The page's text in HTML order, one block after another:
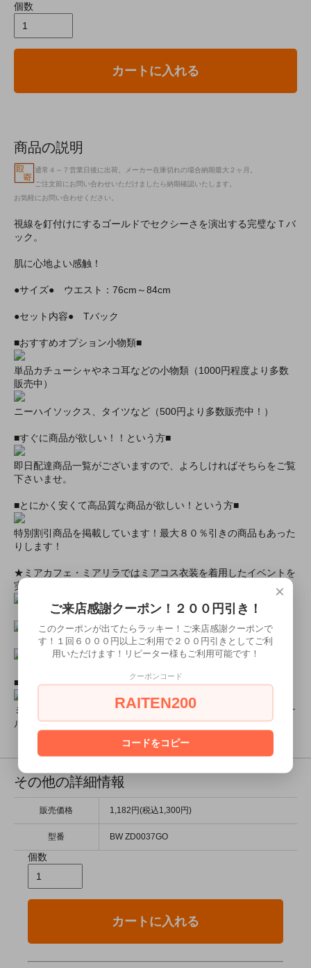
個数
カートに入れる
商品の説明
通常４～７営業日後に出荷。メーカー在庫切れの場合納期最大２ヶ月。
ご注文前にお問い合わせいただけましたら納期確認いたします。
お気軽にお問い合わせください。
視線を釘付けにするゴールドでセクシーさを演出する完璧なＴバ
ック。
肌に心地よい感触！
●サイズ● ウエスト：76cm～84cm
●セット内容● Tバック
■おすすめオプション小物類■
単品カチューシャやネコ耳などの小物類（1000円程度より多数
販売中）
ニーハイソックス、タイツなど（500円より多数販売中！）
■すぐに商品が欲しい！！という方■
即日配達商品一覧がございますので、よろしければそちらをご覧
下さいませ。
■とにかく安くて高品質な商品が欲しい！という方■
特別割引商品を掲載しています！最大８０％引きの商品もあった
りします！
★ミアカフェ・ミアリラではミアコス衣装を着用したイベントを
実施中★
■ミアコスモデル＆カフェオリジナルグッズショップ■
ミアコスチュームモデル撮影元サイズ画像やミアカフェオリジナ
ルグッズ販売中！
その他の詳細情報
販売価格 1,182円(税込1,300円)
型番 BW ZD0037GO
個数
カートに入れる
×
ご来店感謝クーポン！２００円引き！
このクーポンが出てたらラッキー！ご来店感謝クーポンで
す！１回６０００円以上ご利用で２００円引きとしてご利
用いただけます！リピーター様もご利用可能です！
クーポンコード
RAITEN200
コードをコピー